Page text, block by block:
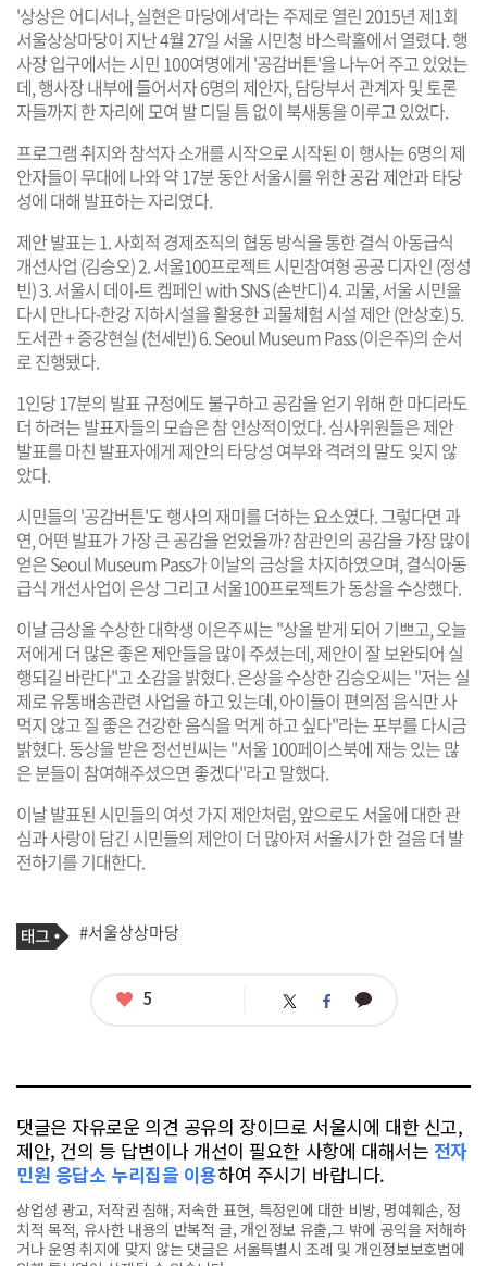
'상상은 어디서나, 실현은 마당에서'라는 주제로 열린 2015년 제1회
서울상상마당이 지난 4월 27일 서울 시민청 바스락홀에서 열렸다. 행
사장 입구에서는 시민 100여명에게 '공감버튼'을 나누어 주고 있었는
데, 행사장 내부에 들어서자 6명의 제안자, 담당부서 관계자 및 토론
자들까지 한 자리에 모여 발 디딜 틈 없이 북새통을 이루고 있었다.
프로그램 취지와 참석자 소개를 시작으로 시작된 이 행사는 6명의 제
안자들이 무대에 나와 약 17분 동안 서울시를 위한 공감 제안과 타당
성에 대해 발표하는 자리였다.
제안 발표는 1. 사회적 경제조직의 협동 방식을 통한 결식 아동급식
개선사업 (김승오) 2. 서울100프로젝트 시민참여형 공공 디자인 (정성
빈) 3. 서울시 데이-트 켐페인 with SNS (손반디) 4. 괴물, 서울 시민을
다시 만나다-한강 지하시설을 활용한 괴물체험 시설 제안 (안상호) 5.
도서관 + 증강현실 (천세빈) 6. Seoul Museum Pass (이은주)의 순서
로 진행됐다.
1인당 17분의 발표 규정에도 불구하고 공감을 얻기 위해 한 마디라도
더 하려는 발표자들의 모습은 참 인상적이었다. 심사위원들은 제안
발표를 마친 발표자에게 제안의 타당성 여부와 격려의 말도 잊지 않
았다.
시민들의 '공감버튼'도 행사의 재미를 더하는 요소였다. 그렇다면 과
연, 어떤 발표가 가장 큰 공감을 얻었을까? 참관인의 공감을 가장 많이
얻은 Seoul Museum Pass가 이날의 금상을 차지하였으며, 결식아동
급식 개선사업이 은상 그리고 서울100프로젝트가 동상을 수상했다.
이날 금상을 수상한 대학생 이은주씨는 "상을 받게 되어 기쁘고, 오늘
저에게 더 많은 좋은 제안들을 많이 주셨는데, 제안이 잘 보완되어 실
행되길 바란다"고 소감을 밝혔다. 은상을 수상한 김승오씨는 "저는 실
제로 유통배송관련 사업을 하고 있는데, 아이들이 편의점 음식만 사
먹지 않고 질 좋은 건강한 음식을 먹게 하고 싶다"라는 포부를 다시금
밝혔다. 동상을 받은 정선빈씨는 "서울 100페이스북에 재능 있는 많
은 분들이 참여해주셨으면 좋겠다"라고 말했다.
이날 발표된 시민들의 여섯 가지 제안처럼, 앞으로도 서울에 대한 관
심과 사랑이 담긴 시민들의 제안이 더 많아져 서울시가 한 걸음 더 발
전하기를 기대한다.
기
사
태
그
#서울상상마당
좋
5 트 페 카
댓글은 자유로운 의견 공유의 장이므로 서울시에 대한 신고,
제안, 건의 등 답변이나 개선이 필요한 사항에 대해서는 전자
민원 응답소 누리집을 이용하여 주시기 바랍니다.
상업성 광고, 저작권 침해, 저속한 표현, 특정인에 대한 비방, 명예훼손, 정
치적 목적, 유사한 내용의 반복적 글, 개인정보 유출,그 밖에 공익을 저해하
거나 운영 취지에 맞지 않는 댓글은 서울특별시 조례 및 개인정보보호법에